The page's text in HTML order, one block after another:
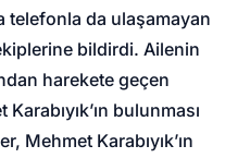
telefonla da ulaşamayan
bildirdi. Ailenin
harekete geçen
bulunması
Mehmet Karabıyık’ın